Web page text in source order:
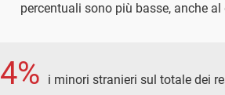
percentuali sono più basse, anche
4% i minori stranieri sul totale dei